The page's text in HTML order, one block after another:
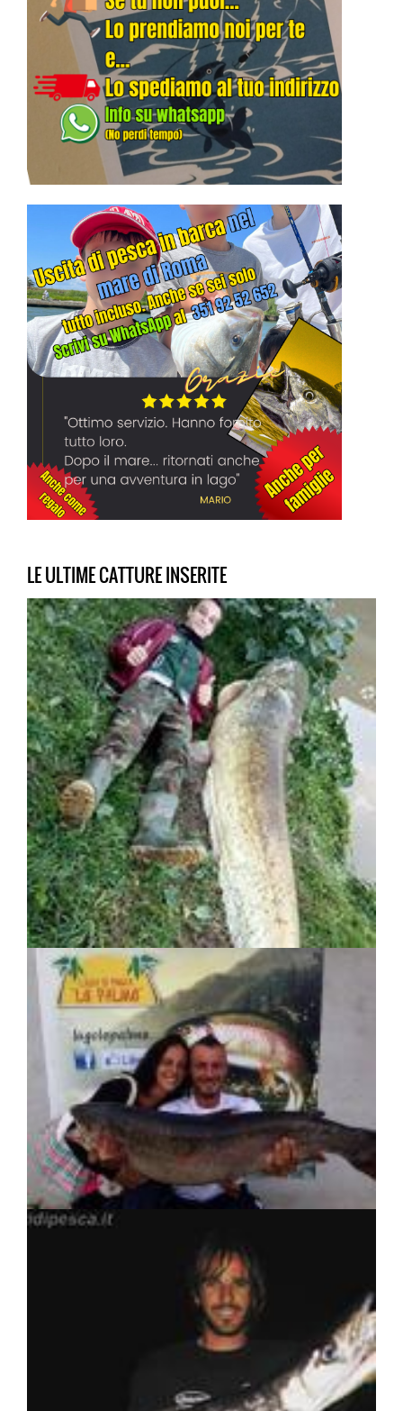
LE ULTIME CATTURE INSERITE